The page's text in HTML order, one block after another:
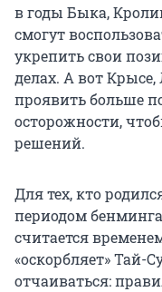
в годы Быка,
смогут
укрепить свои
делах. А вот
проявить больше
осторожности,
решений.
Для тех, кто
периодом
считается
«оскорбляет» Тай-
отчаиваться: